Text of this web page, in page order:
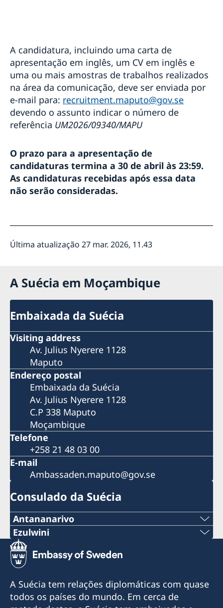
A candidatura, incluindo uma carta de
apresentação em inglês, um CV em inglês e
uma ou mais amostras de trabalhos realizados
na área da comunicação, deve ser enviada por
e-mail para: recruitment.maputo@gov.se
devendo o assunto indicar o número de
referência UM2026/09340/MAPU
O prazo para a apresentação de
candidaturas termina a 30 de abril às 23:59.
As candidaturas recebidas após essa data
não serão consideradas.
Última atualização 27 mar. 2026, 11.43
A Suécia em Moçambique
Embaixada da Suécia
Visiting address
Av. Julius Nyerere 1128
Maputo
Endereço postal
Embaixada da Suécia
Av. Julius Nyerere 1128
C.P 338 Maputo
Moçambique
Telefone
+258 21 48 03 00
E-mail
Ambassaden.maputo@gov.se
Consulado da Suécia
Antananarivo
Telemóvel & Whatsapp:
+261 32 69 449 06
sweden.mgaconsulate@gmail.com
Ezulwini
Tel:
+268 2416-1156
E-mail
A Suécia tem relações diplomáticas com quase
todos os países do mundo. Em cerca de